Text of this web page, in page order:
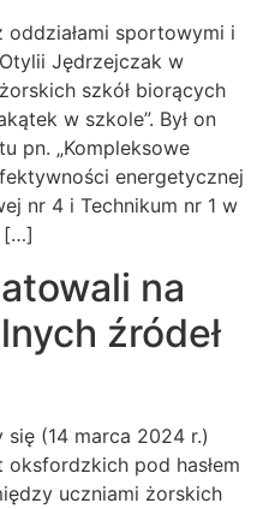
sportowymi i
Jędrzejczak w
szkół biorących
w szkole”. Był on
pn. „Kompleksowe
energetycznej
nr 4 i Technikum nr 1 w
[…]
na
źródeł
się (14 marca 2024 r.)
pod hasłem
uczniami żorskich